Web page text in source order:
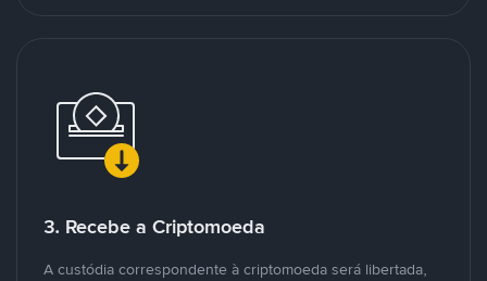
3. Recebe a Criptomoeda
A custódia correspondente à criptomoeda será libertada,